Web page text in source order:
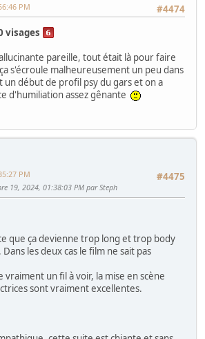
#4474
PM
visages
pareille, tout était là pour faire
s'écroule malheureusement un peu dans
un début de profil psy du gars et on a
d'humiliation assez gênante
#4475
PM
19, 2024, 01:38:03 PM par Steph
que ça devienne trop long et trop body
les deux cas le film ne sait pas
un fil à voir, la mise en scène
sont vraiment excellentes.